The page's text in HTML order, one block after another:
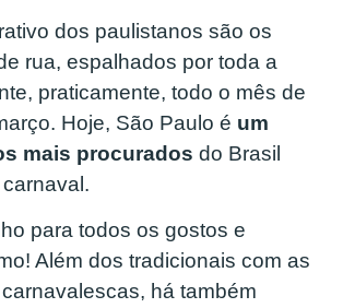
dos paulistanos são os
rua, espalhados por toda a
praticamente, todo o mês de
Hoje, São Paulo é um
mais procurados do Brasil
para todos os gostos e
Além dos tradicionais com as
há também